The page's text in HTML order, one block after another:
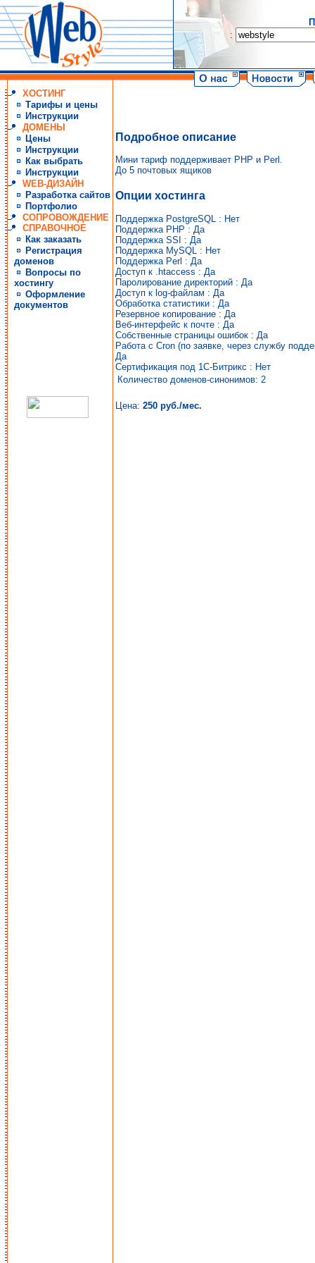
:
ХОСТИНГ
Тарифы и цены
Инструкции
ДОМЕНЫ
Цены
Инструкции
Как выбрать
Инструкции
WEB-ДИЗАЙН
Разработка сайтов
Портфолио
СОПРОВОЖДЕНИЕ
СПРАВОЧНОЕ
Как заказать
Регистрация
доменов
Вопросы по
хостингу
Оформление
документов
Подробное описание
Мини тариф поддерживает PHP и Perl.
До 5 почтовых ящиков
Опции хостинга
Поддержка PostgreSQL : Нет
Поддержка PHP : Да
Поддержка SSI : Да
Поддержка MySQL : Нет
Поддержка Perl : Да
Доступ к .htaccess : Да
Паролирование директорий : Да
Доступ к log-файлам : Да
Обработка статистики : Да
Резервное копирование : Да
Веб-интерфейс к почте : Да
Собственные страницы ошибок : Да
Работа с Cron (по заявке, через службу
Да
Сертификация под 1C-Битрикс : Нет
Количество доменов-синонимов: 2
Цена: 250 руб./мес.